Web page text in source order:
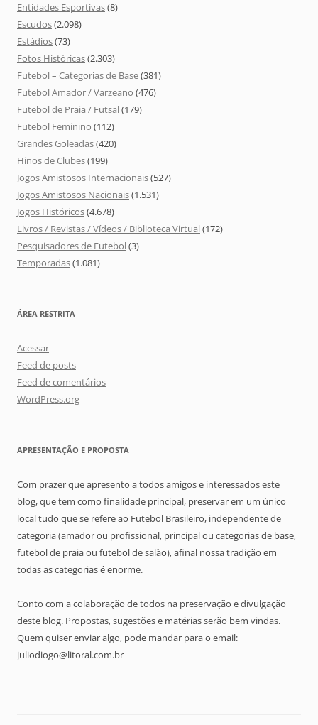
Entidades Esportivas(8)
Escudos(2.098)
Estádios(73)
Fotos Históricas(2.303)
Futebol – Categorias de Base(381)
Futebol Amador / Varzeano (476)
Futebol de Praia / Futsal(179)
Futebol Feminino (112)
Grandes Goleadas(420)
Hinos de Clubes(199)
Jogos Amistosos Internacionais(527)
Jogos Amistosos Nacionais(1.531)
Jogos Históricos(4.678)
Livros / Revistas / Vídeos / Biblioteca Virtual(172)
Pesquisadores de Futebol(3)
Temporadas(1.081)
ÁREA RESTRITA
Acessar
Feed de posts
Feed de comentários
WordPress.org
APRESENTAÇÃO E PROPOSTA
Com prazer que apresento a todos amigos e interessados este
blog, que tem como finalidade principal, preservar em um único
local tudo que se refere ao Futebol Brasileiro, independente de
categoria (amador ou profissional, principal ou categorias de base,
futebol de praia ou futebol de salão), afinal nossa tradição em
todas as categorias é enorme.
Conto com a colaboração de todos na preservação e divulgação
deste blog. Propostas, sugestões e matérias serão bem vindas.
Quem quiser enviar algo, pode mandar para o email:
juliodiogo@litoral.com.br